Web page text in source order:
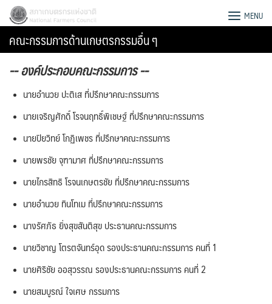
Skip
content
Search
for:
สภาเกษตรกรแห่งชาติ MENU
คณะกรรมการด้านเกษตรกรรมอื่น ๆ
-- องค์ประกอบคณะกรรมการ --
นายอำนวย ปะติเส ที่ปรึกษาคณะกรรมการ
นายเจริญศักดิ์ โรจนฤทธิ์พิเชษฐ์ ที่ปรึกษาคณะกรรมการ
นายปิยวิทย์ โกฏิเพชร ที่ปรึกษาคณะกรรมการ
นายพรชัย จุฑามาศ ที่ปรึกษาคณะกรรมการ
นายไกรสิทธิ โรจนเกษตรชัย ที่ปรึกษาคณะกรรมการ
นายอำนวย ทินโทเม ที่ปรึกษาคณะกรรมการ
นางรัศภัธ ยิ่งสุขสันติสุข ประธานคณะกรรมการ
นายวิชาญ โตรตจันทร์อุด รองประธานคณะกรรมการ คนที่ 1
นายศิริชัย ออสุวรรณ รองประธานคณะกรรมการ คนที่ 2
นายสมบูรณ์ ใจเศษ กรรมการ